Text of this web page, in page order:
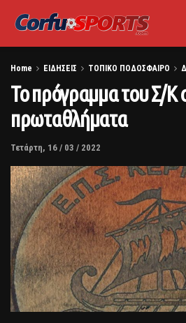
Home ΕΙΔΗΣΕΙΣ ΤΟΠΙΚΟ ΠΟΔΟΣΦΑΙΡΟ
Το πρόγραμμα του Σ/Κ
πρωταθλήματα
Τετάρτη, 16 / 03 / 2022